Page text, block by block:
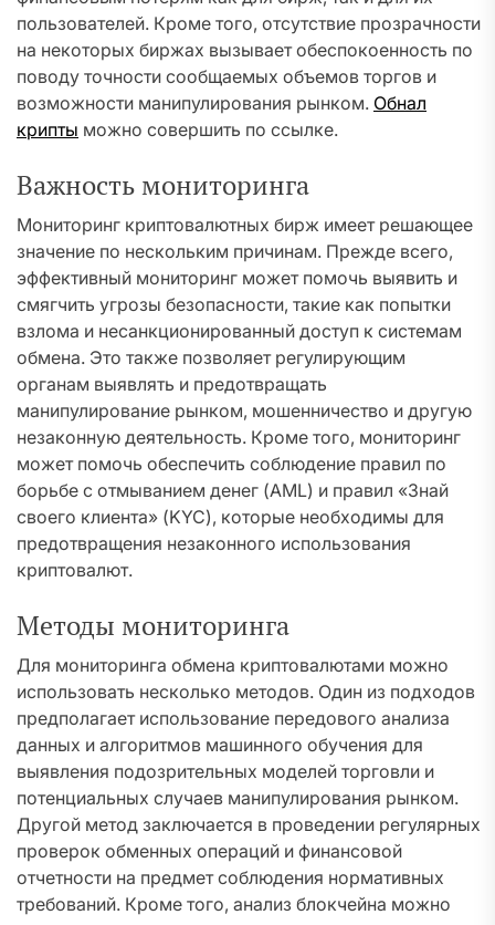
пользователей. Кроме того, отсутствие прозрачности
на некоторых биржах вызывает обеспокоенность по
поводу точности сообщаемых объемов торгов и
возможности манипулирования рынком. Обнал
крипты можно совершить по ссылке.
Важность мониторинга
Мониторинг криптовалютных бирж имеет решающее
значение по нескольким причинам. Прежде всего,
эффективный мониторинг может помочь выявить и
смягчить угрозы безопасности, такие как попытки
взлома и несанкционированный доступ к системам
обмена. Это также позволяет регулирующим
органам выявлять и предотвращать
манипулирование рынком, мошенничество и другую
незаконную деятельность. Кроме того, мониторинг
может помочь обеспечить соблюдение правил по
борьбе с отмыванием денег (AML) и правил «Знай
своего клиента» (KYC), которые необходимы для
предотвращения незаконного использования
криптовалют.
Методы мониторинга
Для мониторинга обмена криптовалютами можно
использовать несколько методов. Один из подходов
предполагает использование передового анализа
данных и алгоритмов машинного обучения для
выявления подозрительных моделей торговли и
потенциальных случаев манипулирования рынком.
Другой метод заключается в проведении регулярных
проверок обменных операций и финансовой
отчетности на предмет соблюдения нормативных
требований. Кроме того, анализ блокчейна можно